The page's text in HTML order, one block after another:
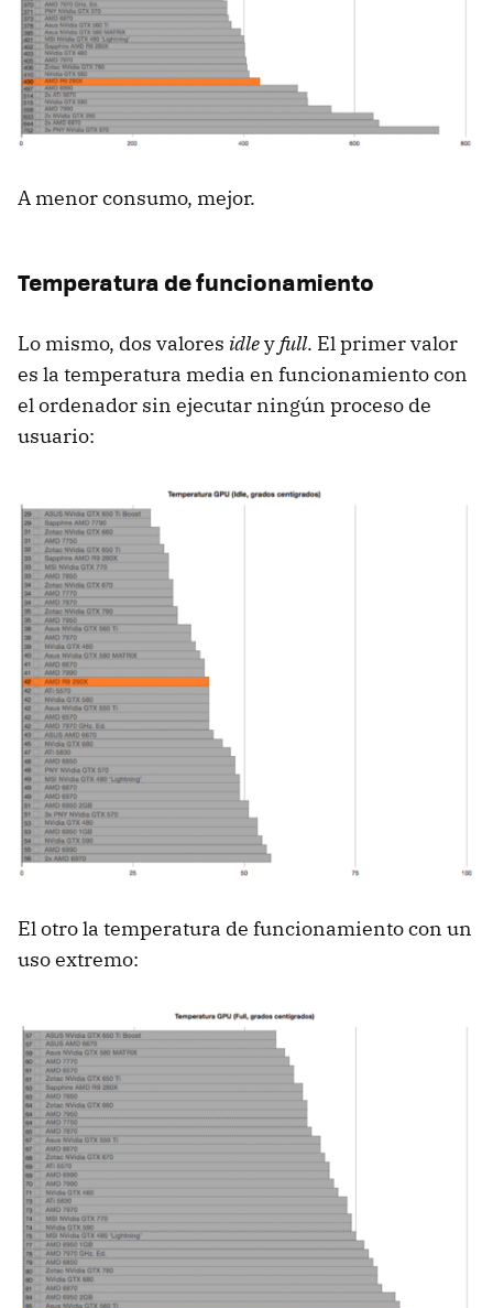
A menor consumo, mejor.
Temperatura de funcionamiento
Lo mismo, dos valores idleyfull. El primer valor
es la temperatura media en funcionamiento con
el ordenador sin ejecutar ningún proceso de
usuario:
El otro la temperatura de funcionamiento con un
uso extremo: